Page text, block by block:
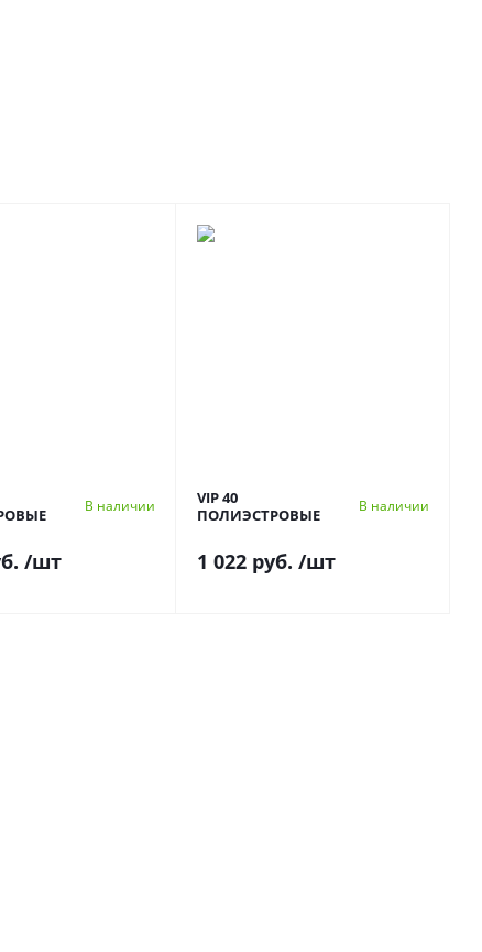
В наличии
/шт
VIP 40
ПОЛИЭСТРОВЫЕ
В наличии
1 022 руб. /шт